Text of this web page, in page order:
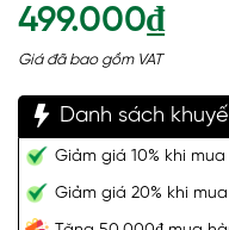
499.000₫
Giá đã bao gồm VAT
Danh sách
Giảm giá 10% khi
Giảm giá 20% khi